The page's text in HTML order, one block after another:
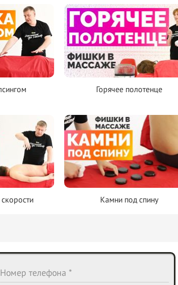
Горячее полотенце
Камни под спину
Номер телефона *